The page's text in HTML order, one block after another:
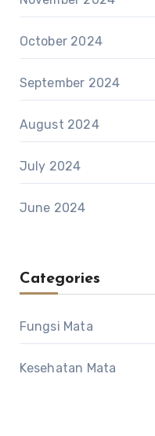
October 2024
September 2024
August 2024
July 2024
June 2024
Categories
Fungsi Mata
Kesehatan Mata